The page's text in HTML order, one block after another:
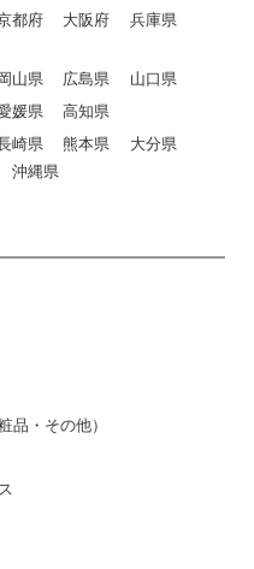
都府 大阪府
兵庫県
岡山県 広島県 山口県
媛県 高知県
崎県 熊本県
大分県
沖縄県
品・その他）